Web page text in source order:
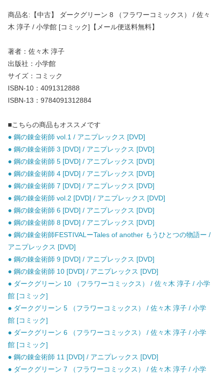
商品名:【中古】 ダークグリーン 8 （フラワーコミックス） / 佐々
木 淳子 / 小学館 [コミック]【メール便送料無料】
著者：佐々木 淳子
出版社：小学館
サイズ：コミック
ISBN-10：4091312888
ISBN-13：9784091312884
■こちらの商品もオススメです
● 鋼の錬金術師 vol.1 / アニプレックス [DVD]
● 鋼の錬金術師 3 [DVD] / アニプレックス [DVD]
● 鋼の錬金術師 5 [DVD] / アニプレックス [DVD]
● 鋼の錬金術師 4 [DVD] / アニプレックス [DVD]
● 鋼の錬金術師 7 [DVD] / アニプレックス [DVD]
● 鋼の錬金術師 vol.2 [DVD] / アニプレックス [DVD]
● 鋼の錬金術師 6 [DVD] / アニプレックス [DVD]
● 鋼の錬金術師 8 [DVD] / アニプレックス [DVD]
● 鋼の錬金術師FESTIVALーTales of another もうひとつの物語ー /
アニプレックス [DVD]
● 鋼の錬金術師 9 [DVD] / アニプレックス [DVD]
● 鋼の錬金術師 10 [DVD] / アニプレックス [DVD]
● ダークグリーン 10 （フラワーコミックス） / 佐々木 淳子 / 小学
館 [コミック]
● ダークグリーン 5 （フラワーコミックス） / 佐々木 淳子 / 小学
館 [コミック]
● ダークグリーン 6 （フラワーコミックス） / 佐々木 淳子 / 小学
館 [コミック]
● 鋼の錬金術師 11 [DVD] / アニプレックス [DVD]
● ダークグリーン 7 （フラワーコミックス） / 佐々木 淳子 / 小学